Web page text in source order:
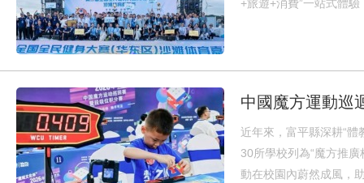
+旅遊+消費”一站式體
中國魔方運動巡
近年來，富平縣深耕“
30所學校列為“魔方推
動在校園內蔚然成風，